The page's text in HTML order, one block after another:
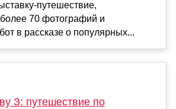
путешествие,
70 фотографий и
в рассказе о популярных...
З: путешествие по